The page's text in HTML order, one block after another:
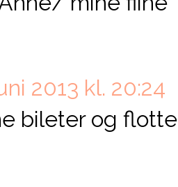
2013 kl. 20:24
bileter og